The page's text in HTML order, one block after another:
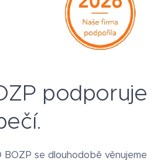
podporuje
se dlouhodobě věnujeme